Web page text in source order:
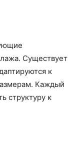
Существует
к
Каждый
структуру к